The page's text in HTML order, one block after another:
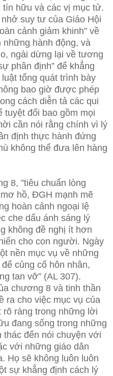
hữu và các vị mục tử.
suy tư của Giáo Hội
cảnh giảm khinh” về
hành động, và
ngài dừng lại về tương
phân định” để khẳng
tổng quát trình bày
bao giờ được phép
cách diễn tả các qui
tuyệt đối bao gồm mọi
cần nói rằng chính vì lý
định thực hành đứng
không thể đưa lên hàng
8, ”tiêu chuẩn lòng
hồ, ĐGH mạnh mẽ
hoàn cảnh ngoại lệ
che dấu ánh sáng lý
không đề nghị ít hơn
cho con người. Ngày
nền mục vụ về những
củng cố hôn nhân,
tan vỡ” (AL 307).
chương 8 và tinh thần
ra cho việc mục vụ của
rõ ràng trong những lời
đang sống trong những
thác đến nói chuyện với
với những giáo dân
Họ sẽ không luôn luôn
sự khẳng định cách lý